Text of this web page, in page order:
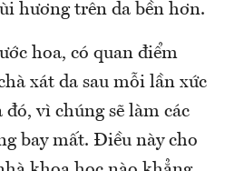
hương trên da bền hơn.
hoa, có quan điểm
xát da sau mỗi lần xức
vì chúng sẽ làm các
bay mất. Điều này cho